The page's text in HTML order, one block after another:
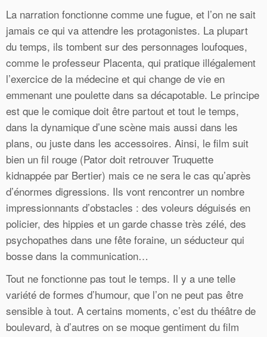
La narration fonctionne comme une fugue, et l’on ne sait
jamais ce qui va attendre les protagonistes. La plupart
du temps, ils tombent sur des personnages loufoques,
comme le professeur Placenta, qui pratique illégalement
l’exercice de la médecine et qui change de vie en
emmenant une poulette dans sa décapotable. Le principe
est que le comique doit être partout et tout le temps,
dans la dynamique d’une scène mais aussi dans les
plans, ou juste dans les accessoires. Ainsi, le film suit
bien un fil rouge (Pator doit retrouver Truquette
kidnappée par Bertier) mais ce ne sera le cas qu’après
d’énormes digressions. Ils vont rencontrer un nombre
impressionnants d’obstacles : des voleurs déguisés en
policier, des hippies et un garde chasse très zélé, des
psychopathes dans une fête foraine, un séducteur qui
bosse dans la communication…
Tout ne fonctionne pas tout le temps. Il y a une telle
variété de formes d’humour, que l’on ne peut pas être
sensible à tout. A certains moments, c’est du théâtre de
boulevard, à d’autres on se moque gentiment du film